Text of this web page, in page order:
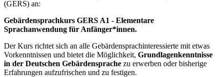
(GERS) an:
Gebärdensprachkurs GERS A1 - Elementare
Sprachanwendung für Anfänger*innen.
Der Kurs richtet sich an alle Gebärdensprachinteressierte mit etwas
Vorkenntnissen und bietet die Möglichkeit, Grundlagenkenntnisse
in der Deutschen Gebärdensprache zu erwerben oder bisherige
Erfahrungen aufzufrischen und zu festigen.